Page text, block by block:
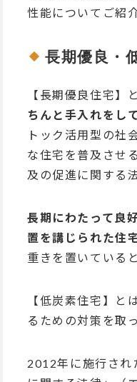
性能についてご紹介
長期優良・
【長期優良住宅】
ちんと手入れをし
トック活用型の社
な住宅を普及させ
及の促進に関する
長期にわたって良
置を講じられた住
重きを置いている
【低炭素住宅】とは
るための対策を取
2012年に施行され